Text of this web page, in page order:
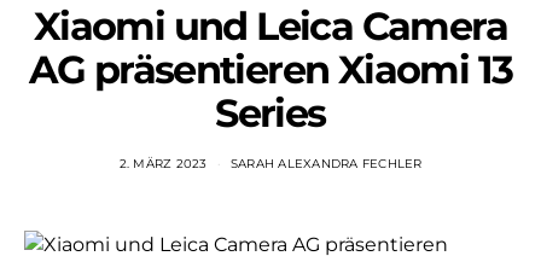
Xiaomi und Leica Camera
AG präsentieren Xiaomi 13
Series
2. MÄRZ 2023 SARAH ALEXANDRA FECHLER